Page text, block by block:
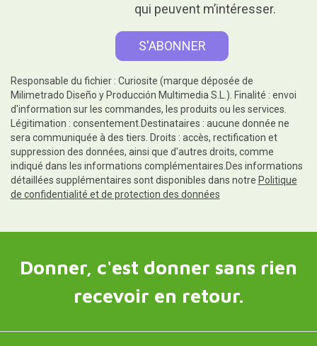
qui peuvent m’intéresser.
Responsable du fichier : Curiosite (marque déposée de
Milimetrado Diseño y Producción Multimedia S.L.). Finalité : envoi
d'information sur les commandes, les produits ou les services.
Légitimation : consentement.Destinataires : aucune donnée ne
sera communiquée à des tiers. Droits : accès, rectification et
suppression des données, ainsi que d'autres droits, comme
indiqué dans les informations complémentaires.Des informations
détaillées supplémentaires sont disponibles dans notre Politique
de confidentialité et de protection des données
Donner, c'est donner sans rien
recevoir en retour.